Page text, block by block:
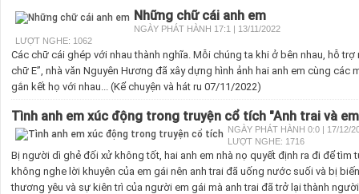
Những chữ cái anh em
NGÀY PHÁT HÀNH 17:1 | 13/11/2022
LƯỢT NGHE: 1062
Các chữ cái ghép với nhau thành nghĩa. Mỗi chúng ta khi ở bên nhau, hỗ trợ
chữ E”, nhà văn Nguyên Hương đã xây dựng hình ảnh hai anh em cùng
gắn kết họ với nhau... (Kể chuyện và hát ru 07/11/2022)
Tình anh em xúc động trong truyện cổ tích "Anh trai và
NGÀY PHÁT HÀNH 0:0 | 17/12/
LƯỢT NGHE: 1716
Bị người dì ghẻ đối xử không tốt, hai anh em nhà nọ quyết định ra đi để tìm
không nghe lời khuyên của em gái nên anh trai đã uống nước suối và bị
thương yêu và sự kiên trì của người em gái mà anh trai đã trở lại thành